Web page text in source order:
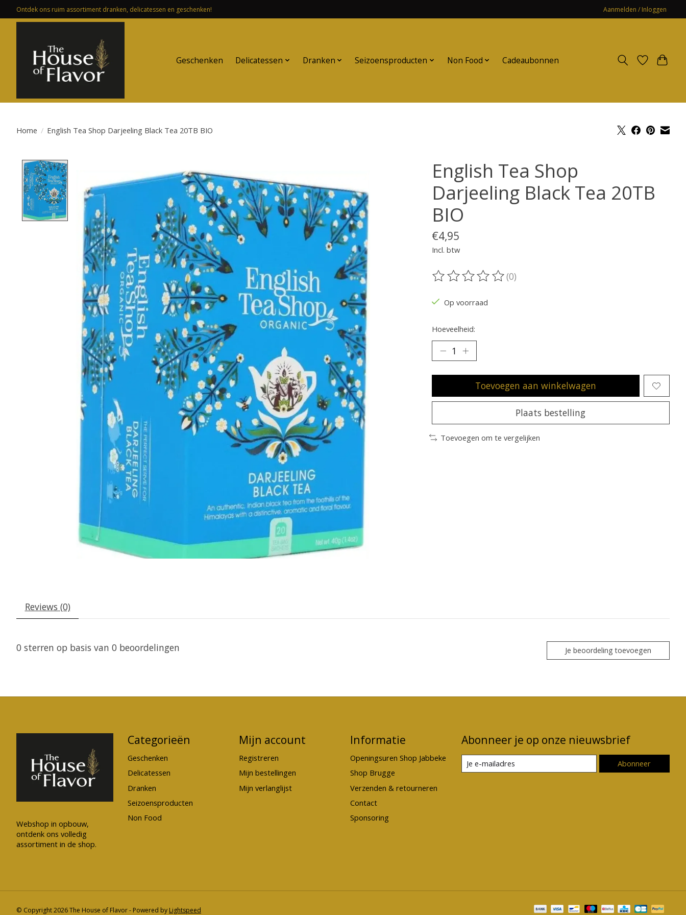
Ontdek ons ruim assortiment dranken, delicatessen en geschenken! Aanmelden / Inloggen
Geschenken Delicatessen Dranken Seizoensproducten Non Food Cadeaubonnen
Home / English Tea Shop Darjeeling Black Tea 20TB BIO
English Tea Shop
Darjeeling Black Tea 20TB
BIO
€4,95
Incl. btw
De beoordeling van dit product is
(0)
Op voorraad
Hoeveelheid:
Toevoegen aan winkelwagen
Plaats bestelling
Toevoegen om te vergelijken
Reviews (0)
0 sterren op basis van 0 beoordelingen Je beoordeling toevoegen
Webshop in opbouw,
ontdenk ons volledig
assortiment in de shop.
Categorieën
Geschenken
Delicatessen
Dranken
Seizoensproducten
Non Food
Mijn account
Registreren
Mijn bestellingen
Mijn verlanglijst
Informatie
Openingsuren Shop Jabbeke
Shop Brugge
Verzenden & retourneren
Contact
Sponsoring
Abonneer je op onze nieuwsbrief
Abonneer
© Copyright 2026 The House of Flavor - Powered by Lightspeed